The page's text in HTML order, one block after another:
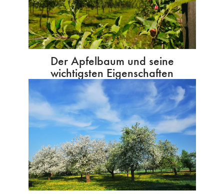
Der Apfelbaum und seine
wichtigsten Eigenschaften